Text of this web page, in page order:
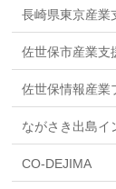
長崎県東京産業
佐世保市産業支
佐世保情報産業
ながさき出島イ
CO-DEJIMA